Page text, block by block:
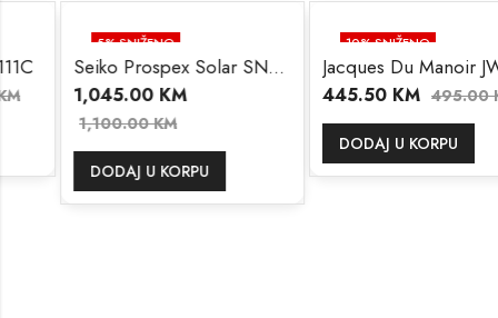
% SNIŽENO
Seiko Prospex Solar SNE591P1
1,045.00KM
1,100.00KM
DODAJ U KORPU
% SNIŽENO
Jacques Du Manoir JWL01705
445.50KM 495.00KM
DODAJ U KORPU